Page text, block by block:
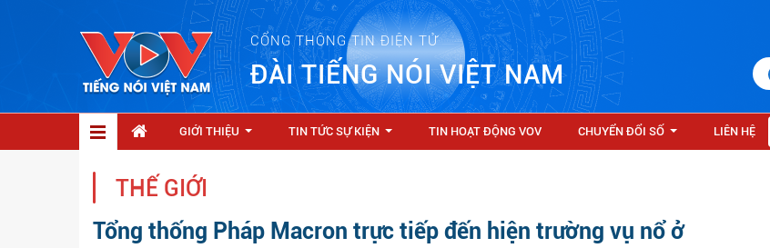
CỔNG THÔNG TIN ĐIỆN TỬ
ĐÀI TIẾNG NÓI VIỆT NAM
GIỚI THIỆU TIN TỨC SỰ KIỆN TIN HOẠT ĐỘNG VOV CHUYỂN ĐỔI SỐ LIÊN HỆ
THẾ GIỚI
Tổng thống Pháp Macron trực tiếp đến hiện trường vụ nổ ở